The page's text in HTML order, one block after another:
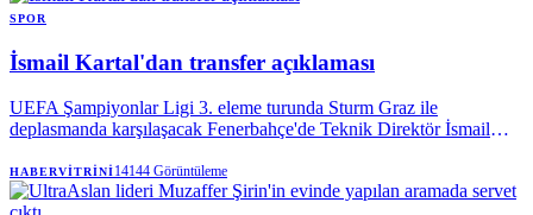
SPOR
İsmail Kartal'dan transfer açıklaması
UEFA Şampiyonlar Ligi 3. eleme turunda Sturm Graz ile
deplasmanda karşılaşacak Fenerbahçe'de Teknik Direktör İsmail
konuştu.
HABERVITRINI14144 Görüntüleme